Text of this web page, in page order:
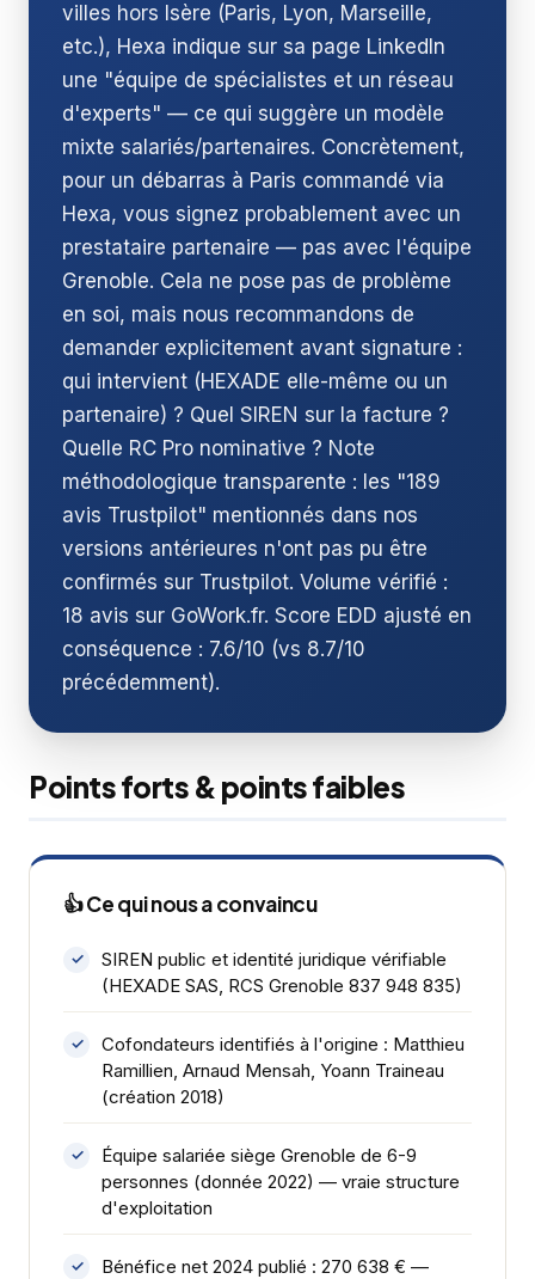
villes hors Isère (Paris, Lyon, Marseille,
etc.), Hexa indique sur sa page LinkedIn
une "équipe de spécialistes et un réseau
d'experts" — ce qui suggère un modèle
mixte salariés/partenaires. Concrètement,
pour un débarras à Paris commandé via
Hexa, vous signez probablement avec un
prestataire partenaire — pas avec l'équipe
Grenoble. Cela ne pose pas de problème
en soi, mais nous recommandons de
demander explicitement avant signature :
qui intervient (HEXADE elle-même ou un
partenaire) ? Quel SIREN sur la facture ?
Quelle RC Pro nominative ? Note
méthodologique transparente : les "189
avis Trustpilot" mentionnés dans nos
versions antérieures n'ont pas pu être
confirmés sur Trustpilot. Volume vérifié :
18 avis sur GoWork.fr. Score EDD ajusté en
conséquence : 7.6/10 (vs 8.7/10
précédemment).
Points forts & points faibles
👍 Ce qui nous a convaincu
SIREN public et identité juridique vérifiable
(HEXADE SAS, RCS Grenoble 837 948 835)
Cofondateurs identifiés à l'origine : Matthieu
Ramillien, Arnaud Mensah, Yoann Traineau
(création 2018)
Équipe salariée siège Grenoble de 6-9
personnes (donnée 2022) — vraie structure
d'exploitation
Bénéfice net 2024 publié : 270 638 € —